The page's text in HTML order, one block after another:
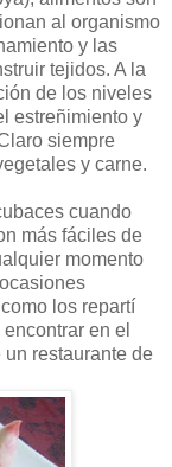
al organismo
y las
tejidos. A la
de los niveles
estreñimiento y
siempre
y carne.
cuando
más fáciles de
momento
los repartí
en el
un restaurante de